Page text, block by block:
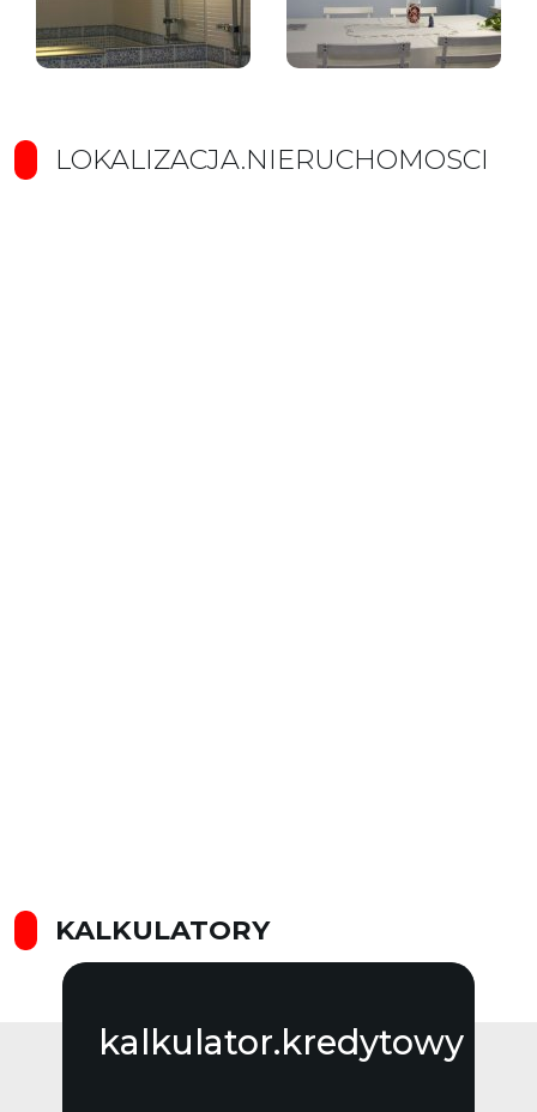
LOKALIZACJA.NIERUCHOMOSCI
KALKULATORY
kalkulator.kredytowy